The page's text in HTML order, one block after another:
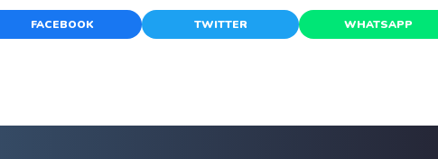
FACEBOOK TWITTER WHATSAPP